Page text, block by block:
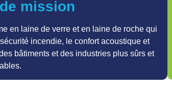
mission
en laine de verre et en laine de roche qui
incendie, le confort acoustique et
bâtiments et des industries plus sûrs et